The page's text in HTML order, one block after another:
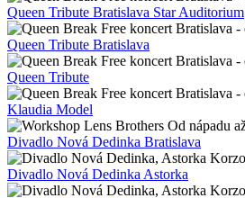
Queen Tribute Bratislava Star Auditorium
Queen Tribute Bratislava
Queen Tribute
Klaudia Model
Divadlo Nová Dedinka Bratislava
Divadlo Nová Dedinka Astorka